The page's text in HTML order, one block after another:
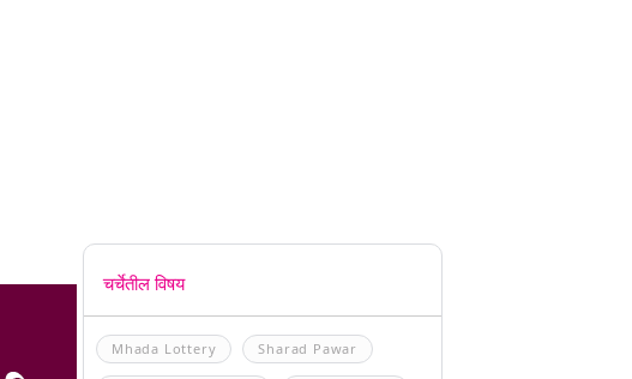
चर्चेतील विषय
Mhada Lottery Sharad Pawar